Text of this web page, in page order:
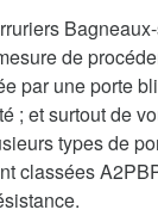
de
par une porte
; et surtout de
types de
classées